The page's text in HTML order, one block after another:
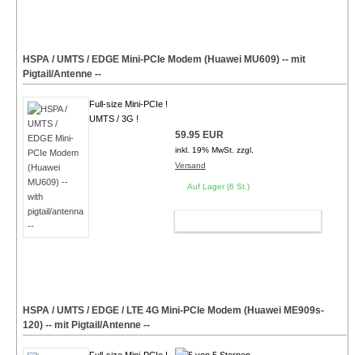
HSPA / UMTS / EDGE Mini-PCIe Modem (Huawei MU609) -- mit
Pigtail/Antenne --
Full-size Mini-PCIe !
UMTS / 3G !
59.95 EUR
inkl. 19% MwSt. zzgl.
Versand
Auf Lager (6 St.)
HSPA / UMTS / EDGE / LTE 4GMini-PCIe Modem (Huawei ME909s-
120) -- mit Pigtail/Antenne --